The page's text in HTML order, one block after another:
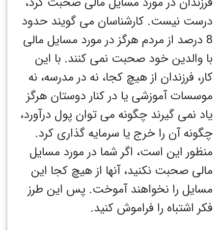
درست نیست. کارشناسان می گویند حدود
8 درصد از مردم هرگز در مورد مسایل مالی
با والدین خود صحبت نمی کنند. با این
کار، فرزندان از هیچ کجا، نه در مدرسه، نه
موسسات آموزشی یا در کنار دوستان هرگز
یاد نمی گیرند چگونه می توان پول درآورد،
چگونه آن را خرج یا سرمایه گذاری کرد.
منظور این است، اگر شما در مورد مسایل
مالی صحبت نکنید، آنها از هیچ کجا این
مسایل را نخواهند آموخت. پس این طرز
فکر اشتباه را فراموش کنید.